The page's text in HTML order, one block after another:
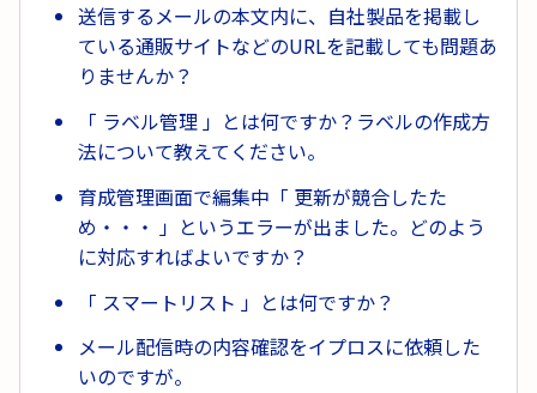
送信するメールの本文内に、自社製品を掲載し
ている通販サイトなどのURLを記載しても問題あ
りませんか？
「 ラベル管理 」とは何ですか？ラベルの作成方
法について教えてください。
育成管理画面で編集中「 更新が競合したた
め・・・ 」というエラーが出ました。どのよう
に対応すればよいですか？
「 スマートリスト 」とは何ですか？
メール配信時の内容確認をイプロスに依頼した
いのですが。